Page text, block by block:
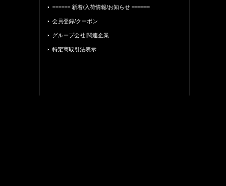
====== 新着/入荷情報/お知らせ ======
会員登録/クーポン
グループ会社|関連企業
特定商取引法表示